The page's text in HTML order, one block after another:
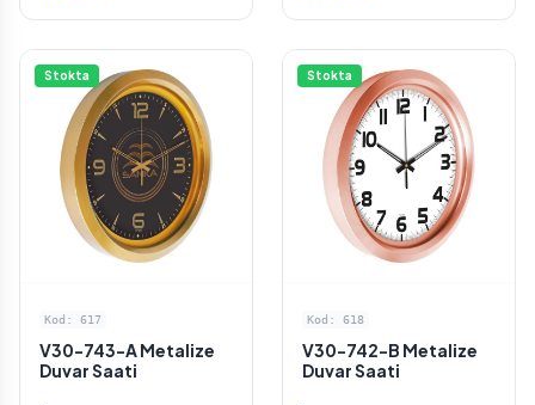
Stokta
Kod: 617
V30-743-A Metalize
Duvar Saati
Stokta
Kod: 618
V30-742-B Metalize
Duvar Saati